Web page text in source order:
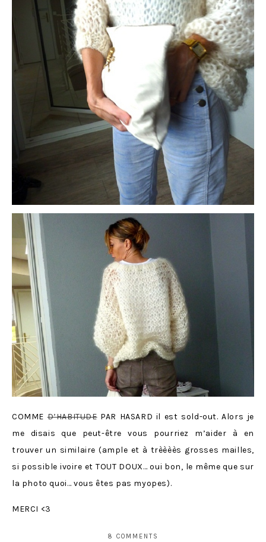
COMMED’HABITUDEPAR HASARD il est sold-out. Alors je
me disais que peut-être vous pourriez m’aider à en
trouver un similaire (ample et à trèèèès grosses mailles,
si possible ivoire et TOUT DOUX… oui bon, le même que sur
la photo quoi… vous êtes pas myopes).
MERCI <3
8 COMMENTS